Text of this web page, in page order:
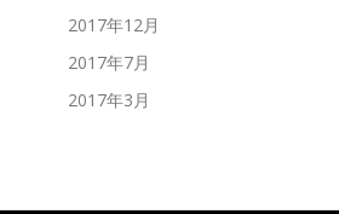
2017年12月
2017年7月
2017年3月